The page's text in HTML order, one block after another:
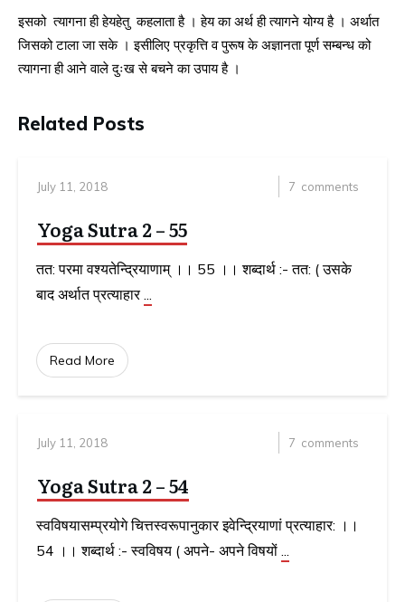
इसको त्यागना ही हेयहेतु कहलाता है । हेय का अर्थ ही त्यागने योग्य है । अर्थात
जिसको टाला जा सके । इसीलिए प्रकृत्ति व पुरूष के अज्ञानता पूर्ण सम्बन्ध को
त्यागना ही आने वाले दुःख से बचने का उपाय है ।
Related Posts
July 11, 2018 7 comments
Yoga Sutra 2 – 55
तत: परमा वश्यतेन्द्रियाणाम् ।। 55 ।। शब्दार्थ :- तत: ( उसके
बाद अर्थात प्रत्याहार...
Read More
July 11, 2018 7 comments
Yoga Sutra 2 – 54
स्वविषयासम्प्रयोगे चित्तस्वरूपानुकार इवेन्द्रियाणां प्रत्याहार: ।।
54 ।। शब्दार्थ :- स्वविषय ( अपने- अपने विषयों ...